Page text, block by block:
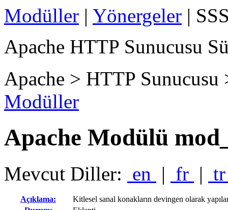
Modüller | Yönergeler |
Apache HTTP Sunucusu
Apache > HTTP
Modüller
Apache Modülü
Mevcut Diller: en | fr |
Açıklama:
Kitlesel sanal konakların devingen olarak